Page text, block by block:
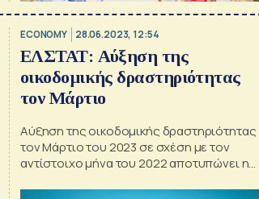
ECONOMY 28.06.2023, 12:54
ΕΛΣΤΑΤ: Αύξηση της
οικοδομικής δραστηριότητας
τον Μάρτιο
Αύξηση της οικοδομικής δραστηριότητας
τον Μάρτιο του 2023 σε σχέση με τον
αντίστοιχο μήνα του 2022 αποτυπώνει η